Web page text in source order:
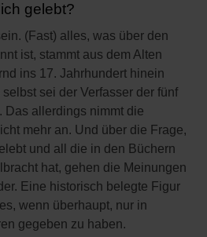
gelebt?
(Fast) alles, was über den
ist, stammt aus dem Alten
ins 17. Jahrhundert hinein
sei der Verfasser der fünf
Das allerdings nimmt die
mehr an. Und über die Frage,
und all die in den Büchern
hat, gehen die Meinungen
Eine historisch belegte Figur
wenn überhaupt, nur in
gegeben zu haben.